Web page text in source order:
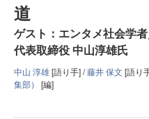
道
ゲスト：エンタメ社会学
代表取締役 中山淳雄氏
中山 淳雄[語り手] /藤井 保文 [語り
集部） [編]